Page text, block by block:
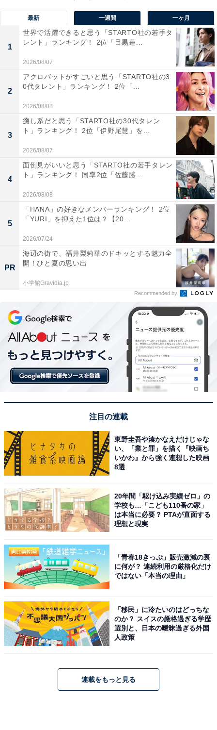
2位：ちんすこう
2位は「ちんすこう」でした。沖縄県の伝統的なお菓子
で、沖縄県には行ったことがなくてもお土産などでもら
い食べたことがある人も多いのではないでしょうか。
回答者からは「ちんすこうの中でも雪塩ちんすこうとい
う商品がわたしの好みであるから。クッキーのようにサ
クサクした食感は好み」（10代女性／神奈川県）、「色
んな味の種類があるところが嬉しいです。特に雪塩ちん
すこうが最高においしい」（20代女性／千葉県）、
「色々な味があり、飽きがこない。特に雪塩ちんすこう
が大好き」（20代女性／福井県）など、特に好きなのは
雪塩ちんすこうだという声も多く寄せられていました。
また、雪塩ちんすこう以外にも「他にはないお菓子。小
さくて食べやすい。いろんな味があってその詰め合わせ
が一番好き」（20代女性／愛知県）、「黒糖、パイナッ
プル、チョコ、プレーン等様々な味があり楽しめる一
品」（20代男性／静岡県）など、さまざまな種類の味が
1位は「紅いもタルト」でした！ 沖縄県の特産物である
最新 一週間 一ヶ月
1
世界で活躍できると思う「STARTO社の若手タ
レント」ランキング！ 2位「目黒蓮...
2026/08/07
2
アクロバットがすごいと思う「STARTO社の3
0代タレント」ランキング！ 2位「...
2026/08/08
3
癒し系だと思う「STARTO社の30代タレン
ト」ランキング！ 2位「伊野尾慧」を...
2026/08/07
4
面倒見がいいと思う「STARTO社の若手タレン
ト」ランキング！ 同率2位「佐藤勝...
2026/08/08
5
「HANA」の好きなメンバーランキング！ 2位
「YURI」を抑えた1位は？【20...
2026/07/24
PR
海辺の街で、福井梨莉華のドキッとする魅力全
開！ひと夏の思い出
小学館Gravidia.jp
Recommended by
注目の連載
東野圭吾や湊かなえだけじゃな
い、「業と罪」を描く『映画ち
いかわ』から強く連想した映画
8選
20年間「駆け込み実績ゼロ」の
学校も…「こども110番の家」
は本当に必要？ PTAが直面する
理想と現実
「青春18きっぷ」販売激減の裏
に何が？ 連続利用の厳格化だけ
ではない「本当の理由」
「移民」に冷たいのはどっちな
のか？ スイスの厳格過ぎる学歴
選別と、日本の曖昧過ぎる外国
人政策
連載をもっと見る